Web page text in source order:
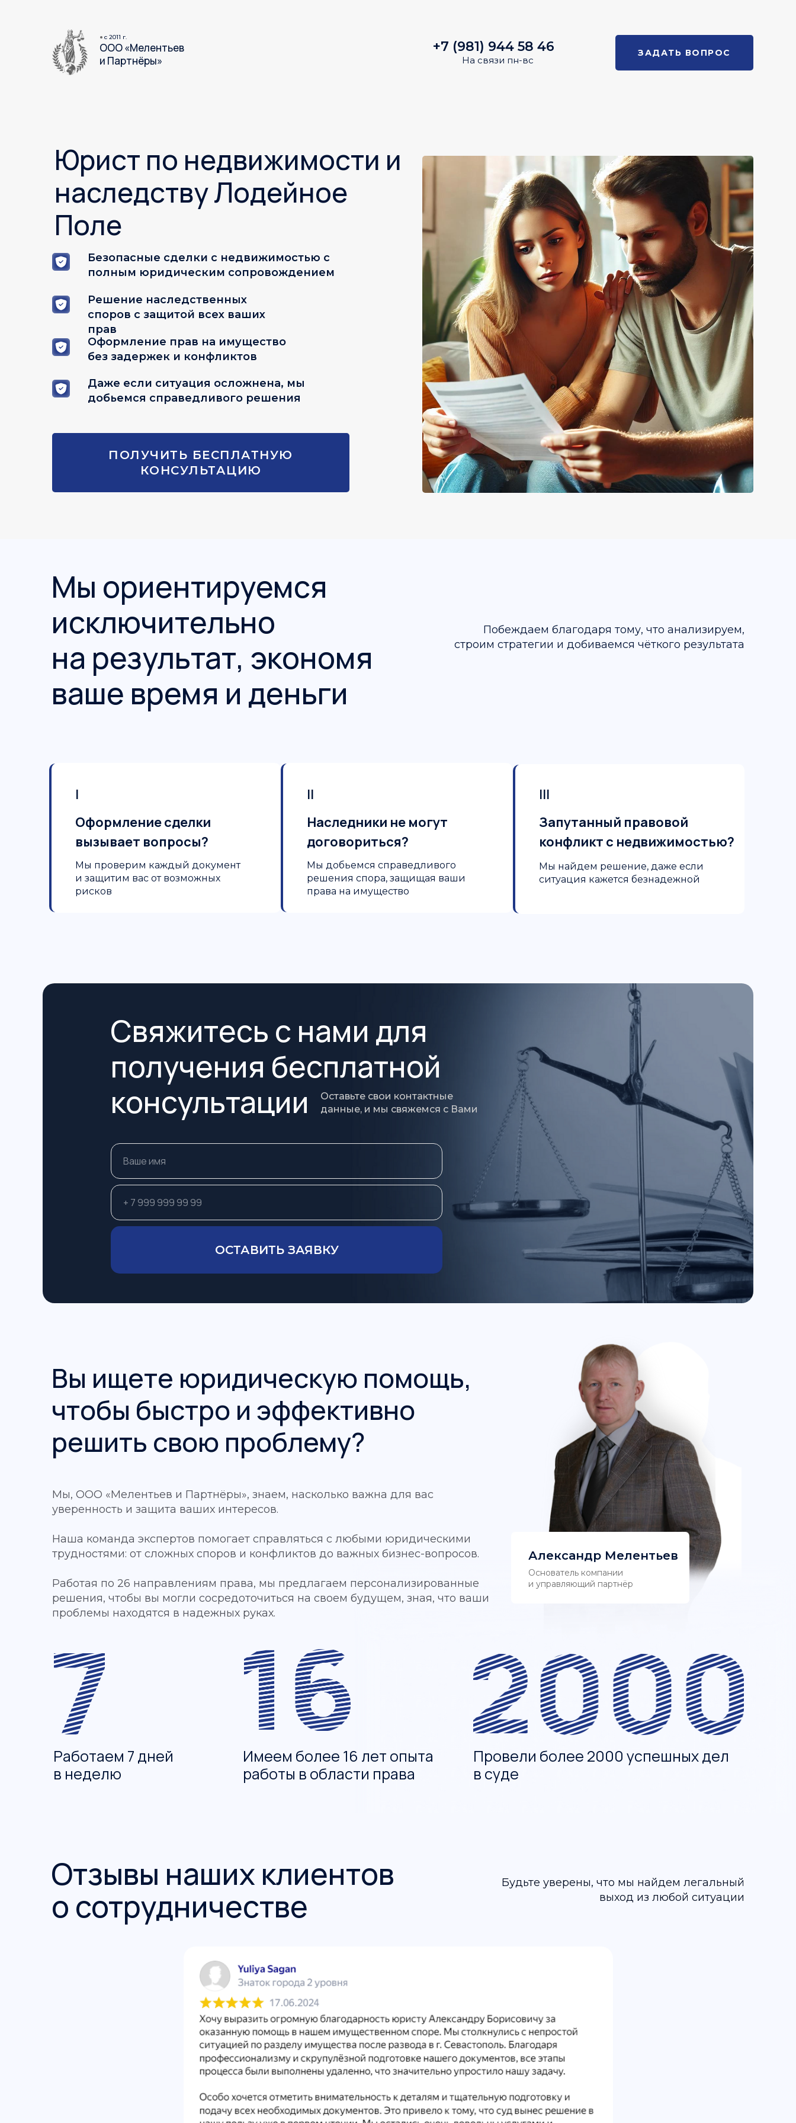
Юрист по недвижимости и
наследству Лодейное
Поле
ООО «Мелентьев
и Партнёры»
c 2011 г.
ПОЛУЧИТЬ БЕСПЛАТНУЮ
КОНСУЛЬТАЦИЮ
ЗАДАТЬ ВОПРОС
Безопасные сделки с недвижимостью с
полным юридическим сопровождением
Решение наследственных
споров с защитой всех ваших
прав
Оформление прав на имущество
без задержек и конфликтов
Даже если ситуация осложнена, мы
добьемся справедливого решения
На связи пн-вс
+7 (981) 944 58 46
Мы ориентируемся
исключительно
на результат, экономя
ваше время и деньги
Побеждаем благодаря тому, что анализируем,
строим стратегии и добиваемся чёткого результата
Мы проверим каждый документ
и защитим вас от возможных
рисков
Оформление сделки
вызывает вопросы?
I
Мы добьемся справедливого
решения спора, защищая ваши
права на имущество
Наследники не могут
договориться?
II
Мы найдем решение, даже если
ситуация кажется безнадежной
Запутанный правовой
конфликт с недвижимостью?
III
Свяжитесь с нами для
получения бесплатной
консультации
Оставьте свои контактные
данные, и мы свяжемся с Вами
ОСТАВИТЬ ЗАЯВКУ
Вы ищете юридическую помощь,
чтобы быстро и эффективно
решить свою проблему?
Мы, ООО «Мелентьев и Партнёры», знаем, насколько важна для вас
уверенность и защита ваших интересов.
Наша команда экспертов помогает справляться с любыми юридическими
трудностями: от сложных споров и конфликтов до важных бизнес-вопросов.
Работая по 26 направлениям права, мы предлагаем персонализированные
решения, чтобы вы могли сосредоточиться на своем будущем, зная, что ваши
проблемы находятся в надежных руках.
Провели более 2000 успешных дел
в суде
Александр Мелентьев
Основатель компании
и управляющий партнёр
Работаем 7 дней
в неделю
Имеем более 16 лет опыта
работы в области права
Отзывы наших клиентов
о сотрудничестве
Будьте уверены, что мы найдем легальный
выход из любой ситуации